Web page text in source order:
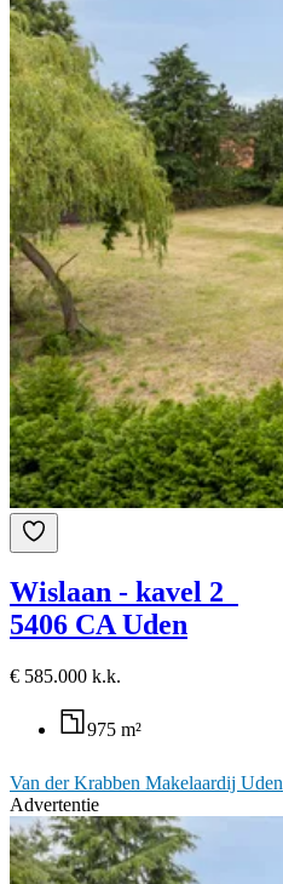
Wislaan - kavel 2
5406 CA Uden
€ 585.000 k.k.
975 m²
Van der Krabben Makelaardij Uden
Advertentie